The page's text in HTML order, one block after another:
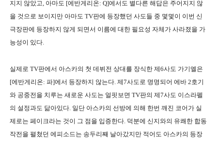
지지 않았고, 아마도 [에반게리온: Q]에서도 별다른 해답은 주어지지 않
을 것으로 보이지만 아마도 TV판에 등장했던 사도들 중 몇몇이 이번 신
극장판에 등장하지 않게 되면서 이름에 대한 필요성 자체가 사라졌을 가
능성이 있다.
실제로 TV판에서 아스카의 첫 데뷔전 상대를 장식한 제6사도 가기엘은
[에반게리온: 파]에서 등장하지 않는다. 제7사도로 명명되어 에바 2호기
와 공중전을 치루는 새로운 사도는 얼핏보면 TV판의 제7사도 이스라펠
의 설정과도 닮아있다. 일단 아스카의 선방에 의해 한번 깨진 코어가 실
제로는 페이크라는 것이 그 점을 입증한다. 덕분에 신지와의 유쾌한 합동
작전을 펼쳤던 에피소드는 송두리째 날아갔지만 적어도 아스카의 등장